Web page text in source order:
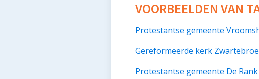
VOORBEELDEN VAN
Protestantse gemeente
Gereformeerde kerk
Protestantse gemeente De